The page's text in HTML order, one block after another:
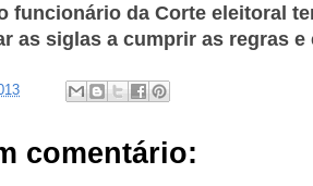
funcionário da Corte eleitoral
as siglas a cumprir as regras
comentário: